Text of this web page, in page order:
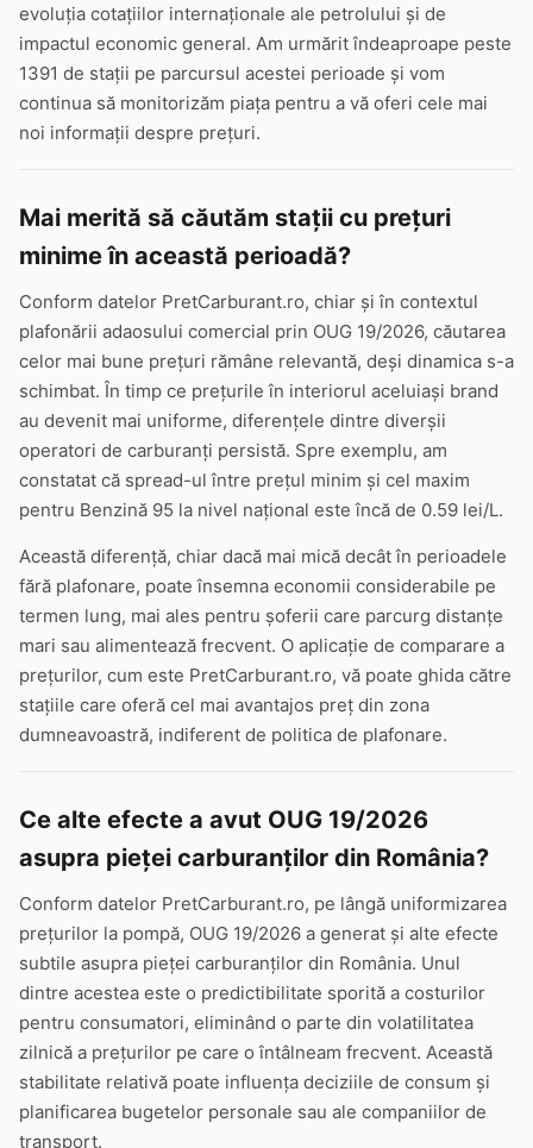
evoluția cotațiilor internaționale ale petrolului și de
impactul economic general. Am urmărit îndeaproape peste
1391 de stații pe parcursul acestei perioade și vom
continua să monitorizăm piața pentru a vă oferi cele mai
noi informații despre prețuri.
Mai merită să căutăm stații cu prețuri
minime în această perioadă?
Conform datelor PretCarburant.ro, chiar și în contextul
plafonării adaosului comercial prin OUG 19/2026, căutarea
celor mai bune prețuri rămâne relevantă, deși dinamica s-a
schimbat. În timp ce prețurile în interiorul aceluiași brand
au devenit mai uniforme, diferențele dintre diverșii
operatori de carburanți persistă. Spre exemplu, am
constatat că spread-ul între prețul minim și cel maxim
pentru Benzină 95 la nivel național este încă de 0.59 lei/L.
Această diferență, chiar dacă mai mică decât în perioadele
fără plafonare, poate însemna economii considerabile pe
termen lung, mai ales pentru șoferii care parcurg distanțe
mari sau alimentează frecvent. O aplicație de comparare a
prețurilor, cum este PretCarburant.ro, vă poate ghida către
stațiile care oferă cel mai avantajos preț din zona
dumneavoastră, indiferent de politica de plafonare.
Ce alte efecte a avut OUG 19/2026
asupra pieței carburanților din România?
Conform datelor PretCarburant.ro, pe lângă uniformizarea
prețurilor la pompă, OUG 19/2026 a generat și alte efecte
subtile asupra pieței carburanților din România. Unul
dintre acestea este o predictibilitate sporită a costurilor
pentru consumatori, eliminând o parte din volatilitatea
zilnică a prețurilor pe care o întâlneam frecvent. Această
stabilitate relativă poate influența deciziile de consum și
planificarea bugetelor personale sau ale companiilor de
transport.